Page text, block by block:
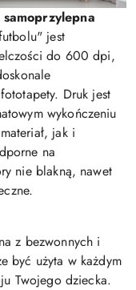
jest
do 600 dpi,
Druk jest
wykończeniu
jak i
na
nie blakną, nawet
z bezwonnych i
być użyta w każdym
Twojego dziecka.